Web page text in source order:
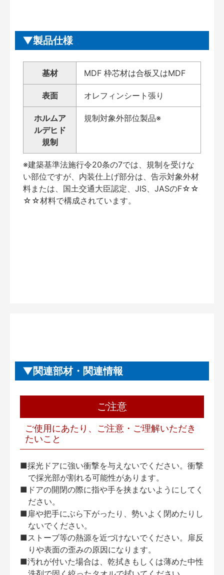
製品仕様
基材 MDF 枠芯材は合板又はMDF
表面 オレフィンシート張り
ホルムア
ルデヒド
規制
規制対象外部位製品※
※建築基準法施行令20条の7では、規制を受けな
い部位ですが、内装仕上げ部分は、告示対象外材
料または、国土交通大臣認定、JIS、JASのF☆☆
☆☆材料で構成されています。
関連部材・関連情報
ご注意
ご使用にあたり、ご注意・ご理解いただき
たいこと
■採光ドアに強い衝撃を与えないでください。衝撃
で採光部が割れる可能性があります。
■ドアの開閉の際に指や手を挟まないようにしてく
ださい。
■扉や把手にぶら下がったり、勢いよく閉めたりし
ないでください。
■ストーブ等の熱源を近づけないでください。扉反
りや表面の歪みの原因になります。
■汚れが付いた場合は、乾拭きもしくは薄めた中性